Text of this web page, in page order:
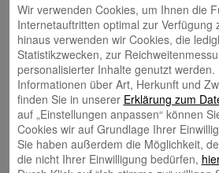
Rahel Neufeld
Natalia Tietz
Ausbildung & Karriere
Wir verwenden Cookies, um Ihnen die
Internetauftritten optimal zur Verfügung
hinaus verwenden wir Cookies, die
Statistikzwecken, zur
personalisierter Inhalte genutzt werden.
Informationen über Art, Herkunft und
finden Sie in unserer Erklärung zum
auf „Einstellungen anpassen“ können
Cookies wir auf Grundlage Ihrer
Sie haben außerdem die Möglichkeit,
die nicht Ihrer Einwilligung bedürfen,